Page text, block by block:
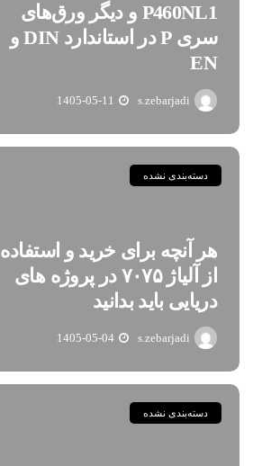
P460NL1 و دیگر ورق‌های
سری P در استاندارد DIN و
EN
s.zebarjadi
1405-05-11
دسته‌بندی نشده
هر آنچه برای خرید و استفاده
از آلیاژ ۷۰۷۵ در پروژه های
دریایی باید بدانید
s.zebarjadi
1405-05-04
دسته‌بندی نشده